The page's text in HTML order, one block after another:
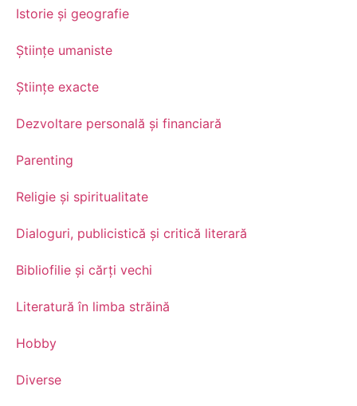
Istorie și geografie
Științe umaniste
Științe exacte
Dezvoltare personală şi financiară
Parenting
Religie și spiritualitate
Dialoguri, publicistică și critică literară
Bibliofilie și cărți vechi
Literatură în limba străină
Hobby
Diverse